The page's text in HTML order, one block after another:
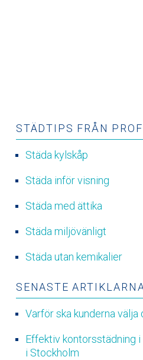
STÄDTIPS FRÅN
Städa kylskåp
Städa inför visning
Städa med ättika
Städa miljövänligt
Städa utan kemikalier
SENASTE
Varför ska kunderna
Effektiv kontorsstädning
i Stockholm